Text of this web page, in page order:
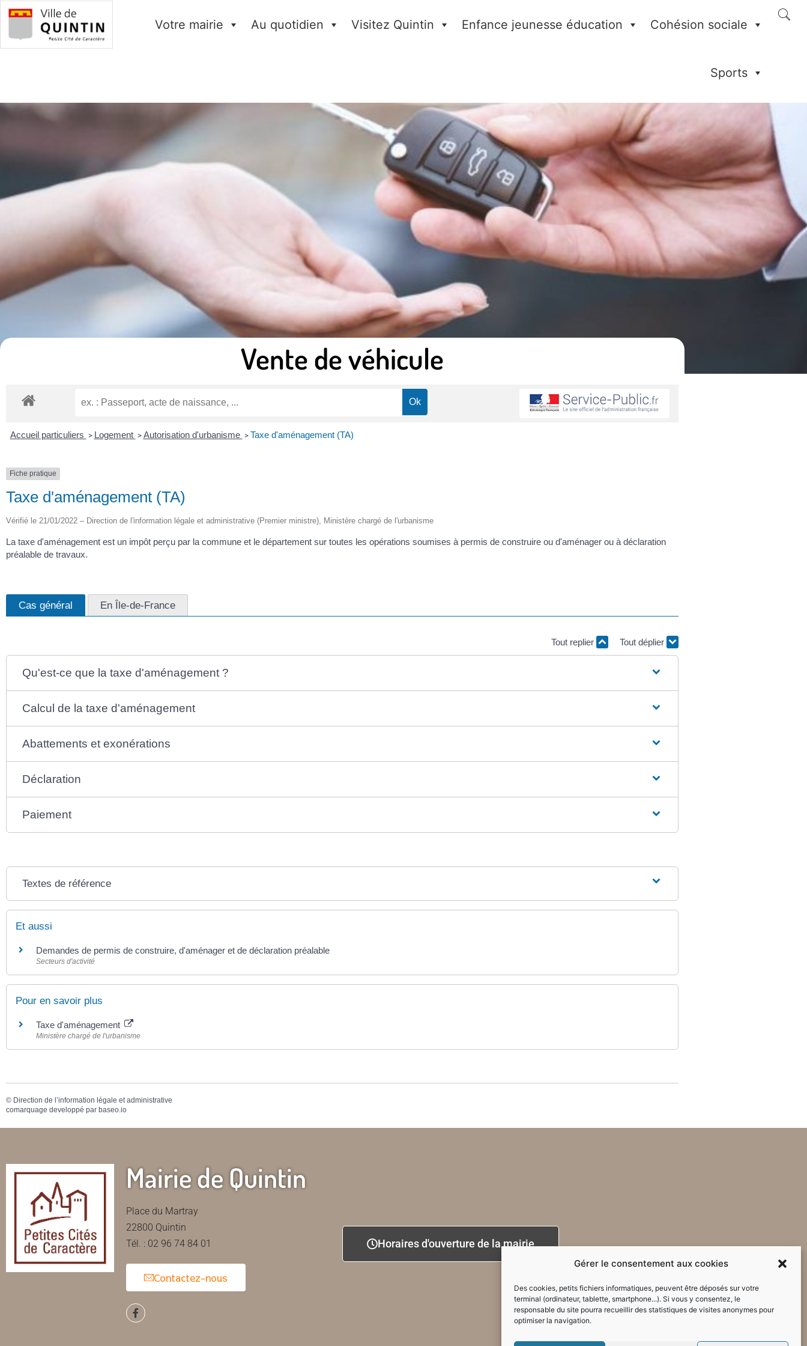
Gérer le consentement aux cookies
Des cookies, petits fichiers informatiques, peuvent être déposés sur votre
terminal (ordinateur, tablette, smartphone...). Si vous y consentez, le
responsable du site pourra recueillir des statistiques de visites anonymes pour
optimiser la navigation.
Votre mairie Au quotidien Visitez Quintin Enfance jeunesse éducation Cohésion sociale
Sports
Vente de véhicule
Accueil particuliers > Logement > Autorisation d'urbanisme > Taxe d'aménagement (TA)
Fiche pratique
Taxe d'aménagement (TA)
Vérifié le 21/01/2022 – Direction de l'information légale et administrative (Premier ministre), Ministère chargé de l'urbanisme
La taxe d'aménagement est un impôt perçu par la commune et le département sur toutes les opérations soumises à permis de construire ou d'aménager ou à déclaration
préalable de travaux.
Cas général En Île-de-France
Tout replier Tout déplier
Qu'est-ce que la taxe d'aménagement ?
Calcul de la taxe d'aménagement
Abattements et exonérations
Déclaration
Paiement
Textes de référence
Et aussi
Demandes de permis de construire, d'aménager et de déclaration préalable
Secteurs d'activité
Pour en savoir plus
Taxe d'aménagement
Ministère chargé de l'urbanisme
© Direction de l’information légale et administrative
comarquage developpé par baseo.io
Mairie de Quintin
Place du Martray
22800 Quintin
Tél. : 02 96 74 84 01
Contactez-nous
Horaires d'ouverture de la mairie